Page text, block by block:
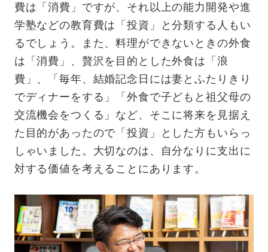
費は「消費」ですが、それ以上の能力開発や進
学塾などの教育費は「投資」と分類する人もい
るでしょう。また、料理ができないときの外食
は「消費」、贅沢を目的とした外食は「浪
費」、「毎年、結婚記念日には妻とふたりきり
でディナーをする」「外食で子どもと祖父母の
交流機会をつくる」など、そこに将来を見据え
た目的があったので「投資」とした方もいらっ
しゃいました。大切なのは、自分なりに支出に
対する価値を考えることにあります。